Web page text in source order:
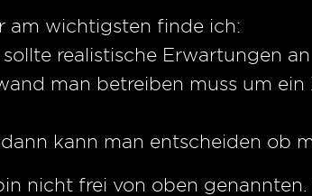
am wichtigsten finde ich:
sollte realistische Erwartungen
man betreiben muss um
kann man entscheiden ob
nicht frei von oben